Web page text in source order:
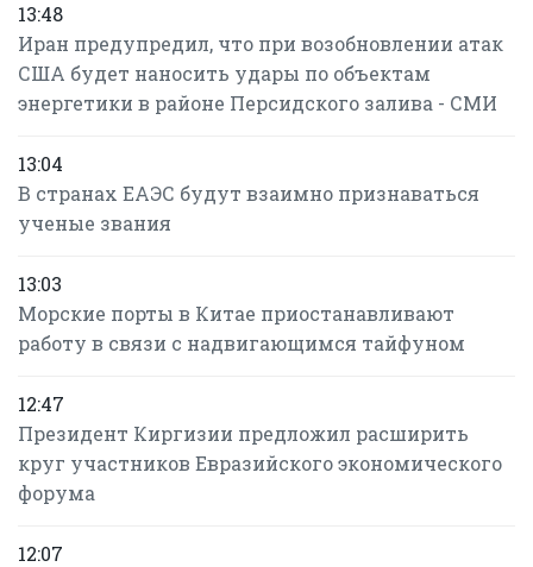
13:48
Иран предупредил, что при возобновлении атак
США будет наносить удары по объектам
энергетики в районе Персидского залива - СМИ
13:04
В странах ЕАЭС будут взаимно признаваться
ученые звания
13:03
Морские порты в Китае приостанавливают
работу в связи с надвигающимся тайфуном
12:47
Президент Киргизии предложил расширить
круг участников Евразийского экономического
форума
12:07